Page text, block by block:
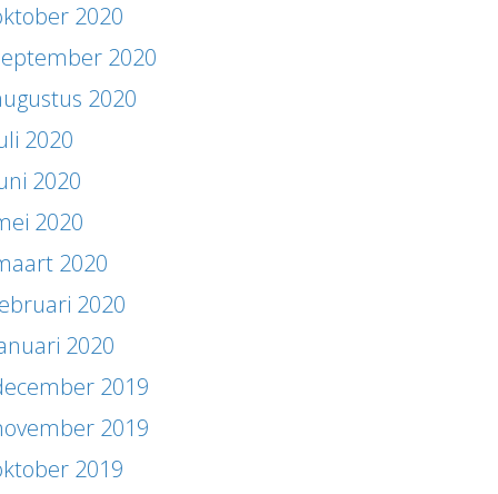
2020
2020
2020
2020
2020
2020
2020
2020
2020
2019
2019
2019